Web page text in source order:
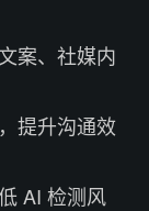
案、社媒内
提升沟通效
AI 检测风